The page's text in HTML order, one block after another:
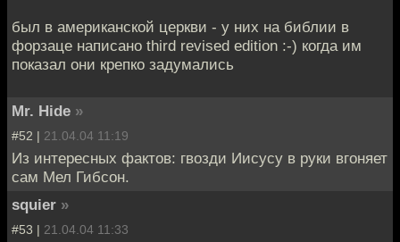
был в американской церкви - у них на библии в
форзаце написано third revised edition :-) когда им
показал они крепко задумались
Mr. Hide »
#52 | 21.04.04 11:19
Из интересных фактов: гвозди Иисусу в руки вгоняет
сам Мел Гибсон.
squier »
#53 | 21.04.04 11:33